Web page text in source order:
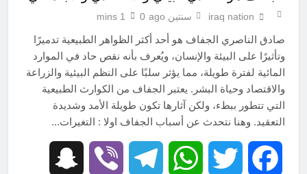
iraq nation سنتين ago 0
1 mins
صادق الناصري الجفاف هو أحد أكثر الظواهر الطبيعية تدميرًا
وتأثيرًا على البيئة والإنسان، ويُعرف بأنه نقص حاد في الموارد
المائية لفترة طويلة، مما يؤثر سلبًا على النظم البيئية والزراعة
والاقتصاد وحياة البشر. يعتبر الجفاف من الكوارث الطبيعية
التي تتطور ببطء، ولكن آثارها تكون طويلة الأمد وشديدة
التعقيد. وهنا نتحدث عن أسباب الجفاف اولا : التغيرات…
Facebook
Twitter
WhatsApp
Telegram
Viber